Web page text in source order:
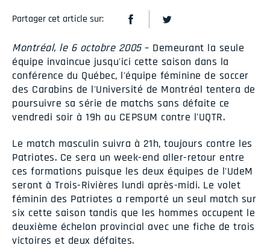
Partager cet article sur:
Montréal, le 6 octobre 2005– Demeurant la seule
équipe invaincue jusqu'ici cette saison dans la
conférence du Québec, l'équipe féminine de soccer
des Carabins de l'Université de Montréal tentera de
poursuivre sa série de matchs sans défaite ce
vendredi soir à 19h au CEPSUM contre l'UQTR.
Le match masculin suivra à 21h, toujours contre les
Patriotes. Ce sera un week-end aller-retour entre
ces formations puisque les deux équipes de l'UdeM
seront à Trois-Rivières lundi après-midi. Le volet
féminin des Patriotes a remporté un seul match sur
six cette saison tandis que les hommes occupent le
deuxième échelon provincial avec une fiche de trois
victoires et deux défaites.